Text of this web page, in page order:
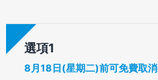
選項
8月18日(星期二)前可免費取消